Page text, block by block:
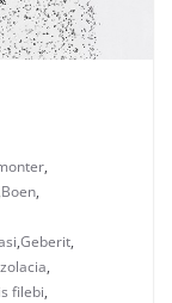
,
Boen,
,Geberit,
,
filebi,